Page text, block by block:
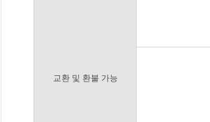
교환 및 환불 가능